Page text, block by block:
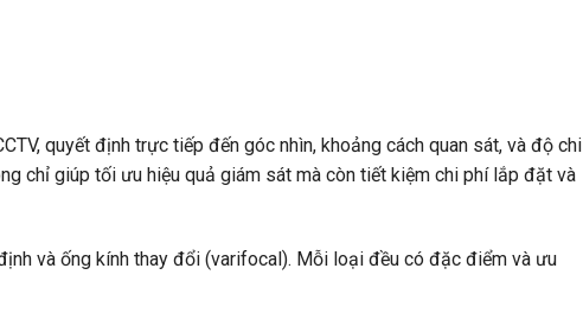
quyết định trực tiếp đến góc nhìn, khoảng cách quan sát, và độ chi
chỉ giúp tối ưu hiệu quả giám sát mà còn tiết kiệm chi phí lắp đặt và
và ống kính thay đổi (varifocal). Mỗi loại đều có đặc điểm và ưu